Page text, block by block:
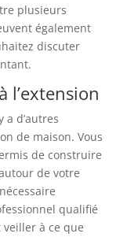
plusieurs
également
discuter
l’extension
d’autres
de maison. Vous
de construire
de votre
qualifié
à ce que